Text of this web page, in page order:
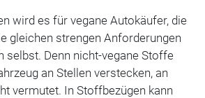
wird es für vegane Autokäufer, die
gleichen strengen Anforderungen
selbst. Denn nicht-vegane Stoffe
an Stellen verstecken, an
vermutet. In Stoffbezügen kann